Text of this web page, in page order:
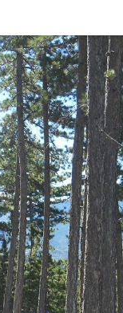
Queyras